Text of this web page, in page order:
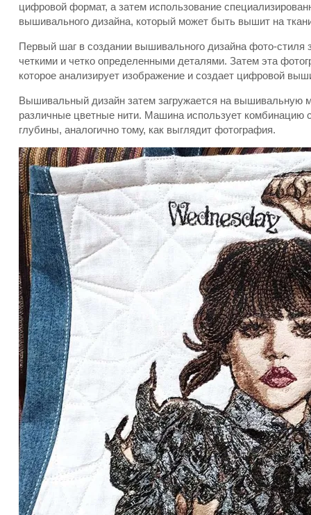
цифровой формат, а затем использование
вышивального дизайна, который может быть вышит на
Первый шаг в создании вышивального дизайна фото-
четкими и четко определенными деталями. Затем эта
которое анализирует изображение и создает цифровой
Вышивальный дизайн затем загружается на вышивальную
различные цветные нити. Машина использует комбинацию
глубины, аналогично тому, как выглядит фотография.